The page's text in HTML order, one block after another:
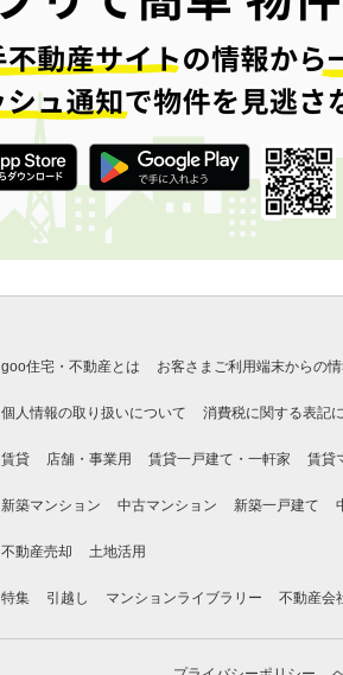
goo住宅・不動産とは お客さまご利用端末からの
個人情報の取り扱いについて 消費税に関する表記
賃貸 店舗・事業用 賃貸一戸建て・一軒家 賃貸
新築マンション 中古マンション 新築一戸建て
不動産売却 土地活用
特集 引越し マンションライブラリー 不動産会